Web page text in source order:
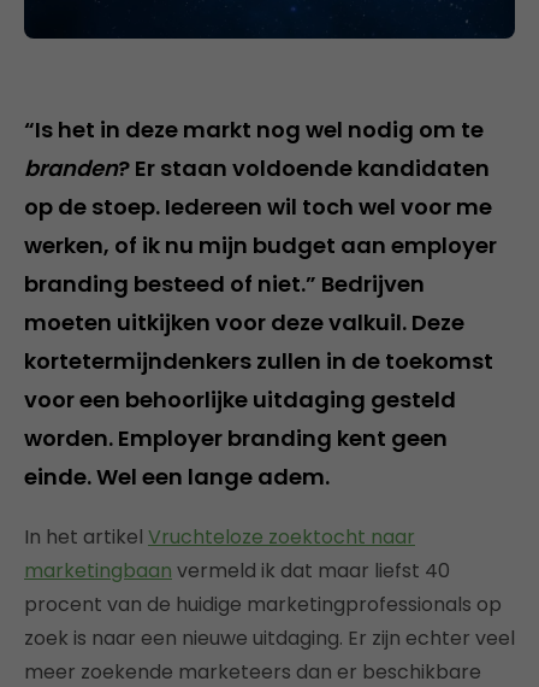
“Is het in deze markt nog wel nodig om te
branden? Er staan voldoende kandidaten
op de stoep. Iedereen wil toch wel voor me
werken, of ik nu mijn budget aan employer
branding besteed of niet.” Bedrijven
moeten uitkijken voor deze valkuil. Deze
kortetermijndenkers zullen in de toekomst
voor een behoorlijke uitdaging gesteld
worden. Employer branding kent geen
einde. Wel een lange adem.
In het artikel Vruchteloze zoektocht naar
marketingbaan vermeld ik dat maar liefst 40
procent van de huidige marketingprofessionals op
zoek is naar een nieuwe uitdaging. Er zijn echter veel
meer zoekende marketeers dan er beschikbare